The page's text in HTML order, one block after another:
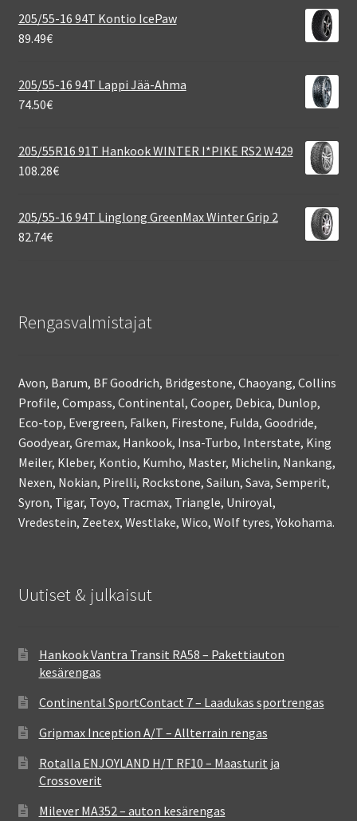
205/55-16 94T Kontio IcePaw
89.49€
205/55-16 94T Lappi Jää-Ahma
74.50€
205/55R16 91T Hankook WINTER I*PIKE RS2 W429
108.28€
205/55-16 94T Linglong GreenMax Winter Grip 2
82.74€
Rengasvalmistajat
Avon, Barum, BF Goodrich, Bridgestone, Chaoyang, Collins
Profile, Compass, Continental, Cooper, Debica, Dunlop,
Eco-top, Evergreen, Falken, Firestone, Fulda, Goodride,
Goodyear, Gremax, Hankook, Insa-Turbo, Interstate, King
Meiler, Kleber, Kontio, Kumho, Master, Michelin, Nankang,
Nexen, Nokian, Pirelli, Rockstone, Sailun, Sava, Semperit,
Syron, Tigar, Toyo, Tracmax, Triangle, Uniroyal,
Vredestein, Zeetex, Westlake, Wico, Wolf tyres, Yokohama.
Uutiset & julkaisut
Hankook Vantra Transit RA58 – Pakettiauton
kesärengas
Continental SportContact 7 – Laadukas sportrengas
Gripmax Inception A/T – Allterrain rengas
Rotalla ENJOYLAND H/T RF10 – Maasturit ja
Crossoverit
Milever MA352 – auton kesärengas